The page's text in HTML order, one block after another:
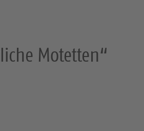
Motetten“